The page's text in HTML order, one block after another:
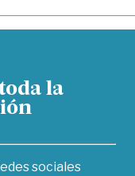
la
sociales